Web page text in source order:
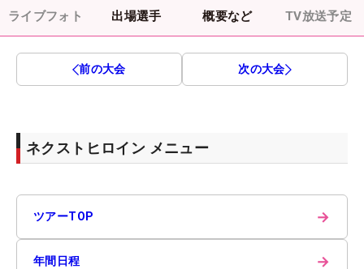
ライブフォト 出場選手 概要など TV放送予定
前の大会 次の大会
ネクストヒロイン メニュー
ツアーTOP →
年間日程 →